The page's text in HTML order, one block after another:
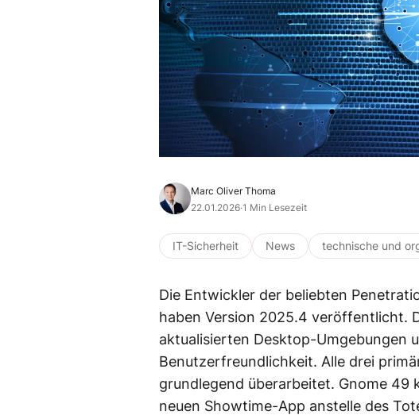
Marc Oliver Thoma
22.01.2026·1 Min Lesezeit
IT-Sicherheit News technische und
Die Entwickler der beliebten
haben Version 2025.4 veröffentlicht.
aktualisierten Desktop-Umgebungen
Benutzerfreundlichkeit. Alle drei
grundlegend überarbeitet. Gnome 49
neuen Showtime-App anstelle des